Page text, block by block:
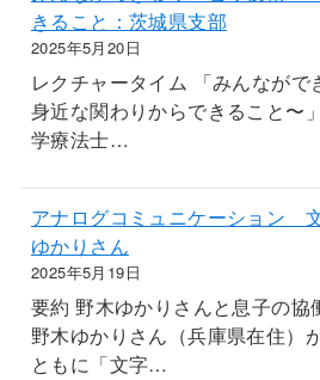
きること：茨城県支部
2025年5月20日
レクチャータイム 「みんなが
身近な関わりからできること
学療法士…
アナログコミュニケーション
ゆかりさん
2025年5月19日
要約 野木ゆかりさんと息子の協
野木ゆかりさん（兵庫県在住）
ともに「文字…